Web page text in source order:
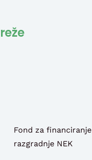
Fond za financiranje
razgradnje NEK